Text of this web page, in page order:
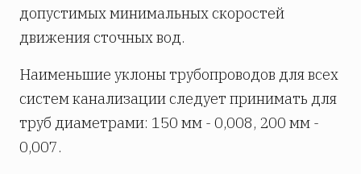
допустимых минимальных скоростей
движения сточных вод.
Наименьшие уклоны трубопроводов для всех
систем канализации следует принимать для
труб диаметрами: 150 мм - 0,008, 200 мм -
0,007.